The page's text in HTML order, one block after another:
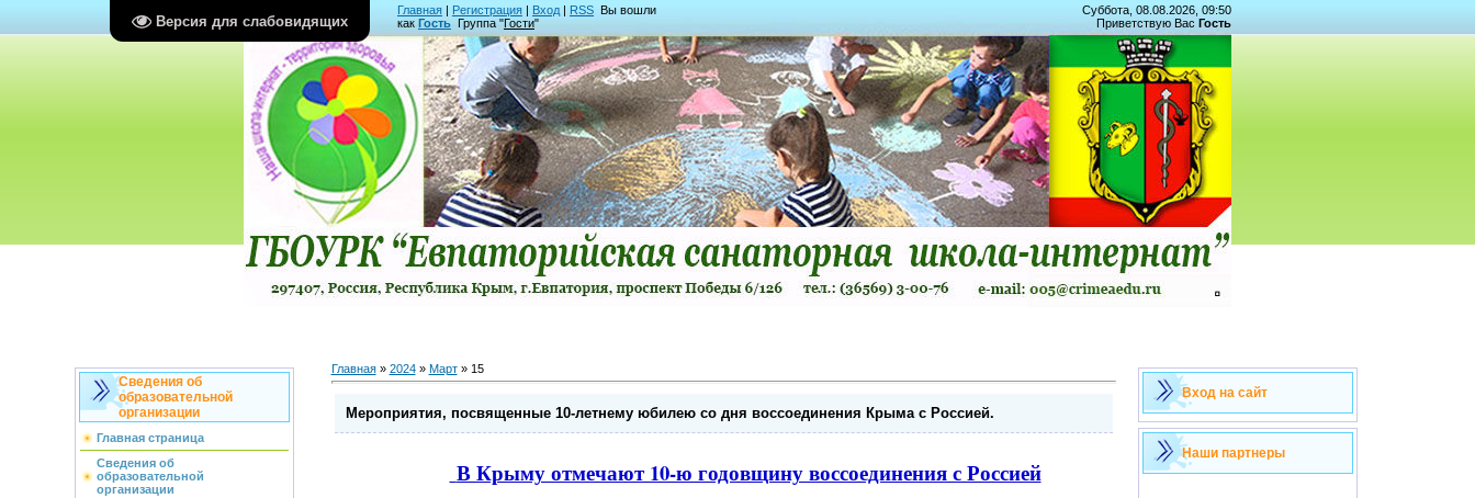
Версия для слабовидящих
Главная | Регистрация | Вход | RSS Вы вошли
как Гость Группа "Гости"
Суббота, 08.08.2026, 09:50
Приветствую Вас Гость
Сведения об
образовательной
организации
Главная страница
Сведения об
образовательной
организации
Главная» 2024 » Март » 15
Мероприятия, посвященные 10-летнему юбилею со дня воссоединения Крыма с Россией.
В Крыму отмечают 10-ю годовщину воссоединения с Россией
Вход на сайт
Наши партнеры